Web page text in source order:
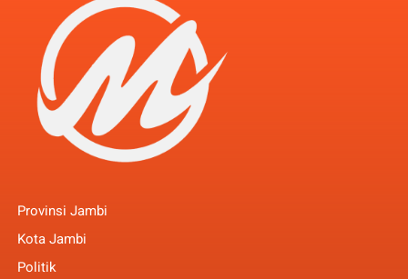
Provinsi Jambi
Kota Jambi
Politik